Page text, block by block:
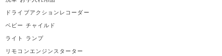
ドライブアクションレコーダー
ベビー チャイルド
ライト ランプ
リモコンエンジンスターター